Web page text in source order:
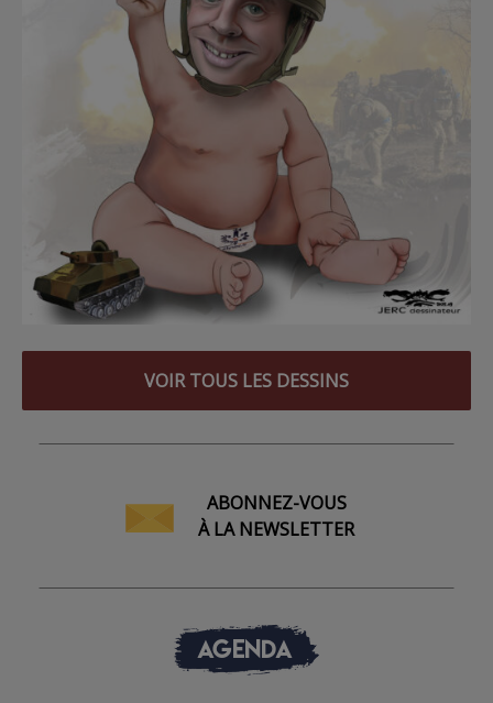
VOIR TOUS LES DESSINS
ABONNEZ-VOUS
À LA NEWSLETTER
AGENDA